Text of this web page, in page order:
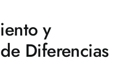
y
Diferencias